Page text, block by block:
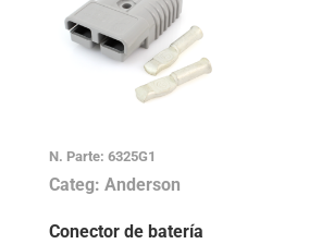
N. Parte: 6325G1
Categ: Anderson
Conector de batería